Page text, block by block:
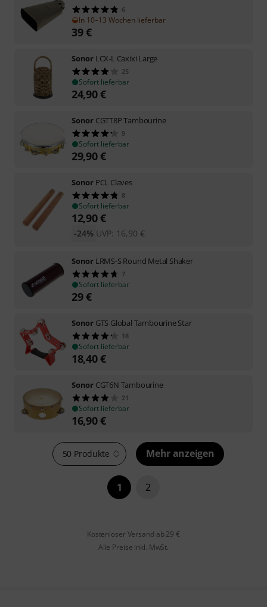
6
In 10–13 Wochen lieferbar
39€
Sonor LCX-L Caxixi Large
25
Sofort lieferbar
24,90€
Sonor CGTT8P Tambourine
9
Sofort lieferbar
29,90€
Sonor PCL Claves
8
Sofort lieferbar
12,90€
UVP: 16,90 €
-24%
Sonor LRMS-S Round Metal Shaker
7
Sofort lieferbar
29€
Sonor GTS Global Tambourine Star
18
Sofort lieferbar
18,40€
Sonor CGT6N Tambourine
21
Sofort lieferbar
16,90€
50 Produkte Mehr anzeigen
1 2
Kostenloser Versand ab 29 €
Alle Preise inkl. MwSt.